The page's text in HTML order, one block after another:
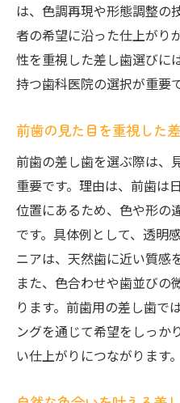
は、色調再現や形態調整の
者の希望に沿った仕上がり
性を重視した差し歯選びに
持つ歯科医院の選択が重要で
前歯の見た目を重視した
前歯の差し歯を選ぶ際は、
重要です。理由は、前歯は
位置にあるため、色や形の
です。具体例として、透明
ニアは、天然歯に近い質感
また、色合わせや歯並びの
ります。前歯用の差し歯で
ングを通じて希望をしっか
い仕上がりにつながります。